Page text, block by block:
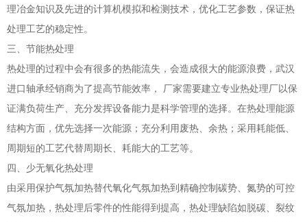
理冶金知识及先进的计算机模拟和检测技术，优化工艺参数，保证热
处理工艺的稳定性。
三、节能热处理
热处理的过程中会有很多的热能流失，会造成很大的能源浪费，武汉
进口轴承经销商为了提高节能效率， 厂家需要建立专业热处理厂以保
证满负荷生产、充分发挥设备能力是科学管理的选择。在热处理能源
结构方面，优先选择一次能源；充分利用废热、余热；采用耗能低、
周期短的工艺代替周期长、耗能大的工艺等。
四、少无氧化热处理
由采用保护气氛加热替代氧化气氛加热到精确控制碳势、氮势的可控
气氛加热，热处理后零件的性能得到提高，热处理缺陷如脱碳、裂纹